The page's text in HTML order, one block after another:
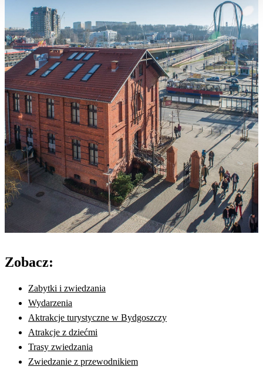
Zobacz:
Zabytki i zwiedzania
Wydarzenia
Aktrakcje turystyczne w Bydgoszczy
Atrakcje z dziećmi
Trasy zwiedzania
Zwiedzanie z przewodnikiem